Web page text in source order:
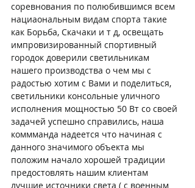
соревнования по полюбившимся всем
нациаональным видам спорта такие
как Борьба, Скачаки и т д, освещать
импровизированный спортивный
городок доверили светильникам
нашего производства о чем мы с
радостью хотим с Вами и поделиться,
светильники консольные уличного
исполнения мощностью 50 Вт со своей
задачей успешно справились, наша
коммманда надеется что начиная с
данного значимого объекта мы
положим начало хорошей традиции
предостовлять нашим клиентам
лучшие источники света ( с военным